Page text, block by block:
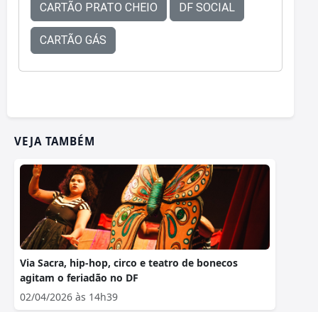
CARTÃO PRATO CHEIO DF SOCIAL
CARTÃO GÁS
VEJA TAMBÉM
Via Sacra, hip-hop, circo e teatro de bonecos
agitam o feriadão no DF
02/04/2026 às 14h39